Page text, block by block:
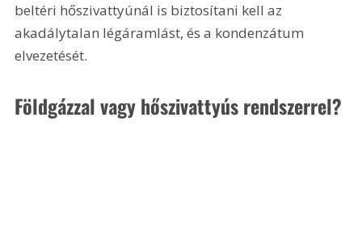
beltéri hőszivattyúnál is biztosítani kell az
akadálytalan légáramlást, és a kondenzátum
elvezetését.
Földgázzal vagy hőszivattyús rendszerrel?